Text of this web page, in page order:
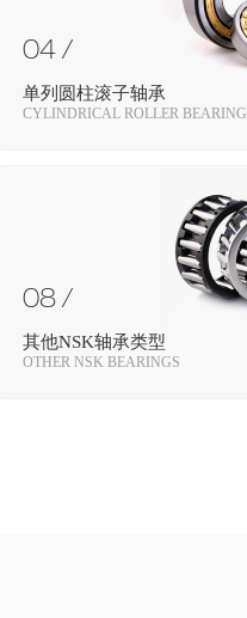
04 /
单列圆柱滚子轴承
CYLINDRICAL ROLLER BEARING
08 /
其他NSK轴承类型
OTHER NSK BEARINGS